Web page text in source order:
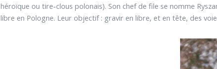
héroïque ou tire-clous polonais). Son chef de file se nomme
libre en Pologne. Leur objectif : gravir en libre, et en tête, des